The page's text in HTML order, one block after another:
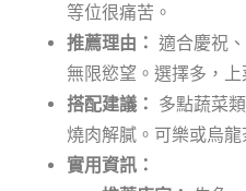
等位很痛苦。
推薦理由： 適合慶祝
無限慾望。選擇多，上
搭配建議： 多點蔬菜
燒肉解膩。可樂或烏龍
實用資訊：